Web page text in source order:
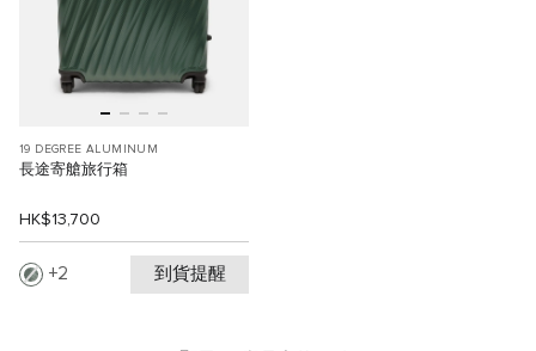
19 DEGREE ALUMINUM
長途寄艙旅行箱
HK$13,700
2 到貨提醒